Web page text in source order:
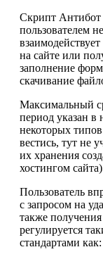
Скрипт Антибот
пользователем
на сайте или
заполнение форм
скачивание
Максимальный
период указан в
некоторых
вестись, тут не
их хранения
хостингом
Пользователь
с запросом на
также
регулируется
стандартами как: